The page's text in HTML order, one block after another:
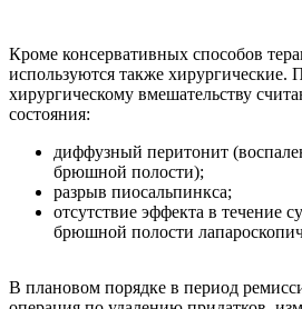
Кроме консервативных способов
используются также хирургические.
хирургическому вмешательству
состояния:
диффузный перитонит
брюшной полости);
разрыв пиосальпинкса;
отсутствие эффекта в течение
брюшной полости
В плановом порядке в период